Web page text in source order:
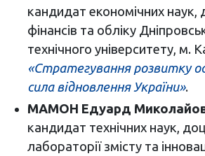
кандидат економічних
фінансів та обліку
технічного університету, м.
«Стратегування розвитку
сила відновлення України».
МАМОН Едуард
кандидат технічних наук,
лабораторії змісту та